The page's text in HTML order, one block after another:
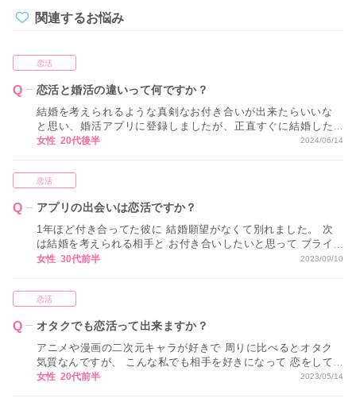
関連するお悩み
恋活
恋活と婚活の違いって何ですか？
結婚を考えられるような真剣なお付き合いが出来たらいいな
と思い、婚活アプリに登録しましたが、正直すぐに結婚した
いというわけではなく、何年か恋人として過ごしていく中で
う違うのでしょうか。
女性 20代後半 2024/06/14
恋活
アプリの出会いは恋活ですか？
1年ほど付き合ってた彼に 結婚願望がなくて別れました。 次
は結婚を考えられる相手と お付き合いしたいと思って ブライ
ダルネットを始めましたが、 結婚相談所に登録している友人
いと思われるんでしょうか？ 恋活ではなく婚活がしたいと思
女性 30代前半 2023/09/10
恋活
オタクでも恋活って出来ますか？
アニメや漫画の二次元キャラが好きで 周りに比べるとオタク
気質なんですが、 こんな私でも相手を好きになって 恋をして
もいいでしょうか？ 前の彼氏にオタクだと知られた瞬間に 別
女性 20代前半 2023/05/14